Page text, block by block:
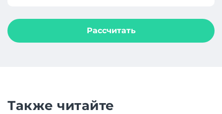
Рассчитать
Также читайте